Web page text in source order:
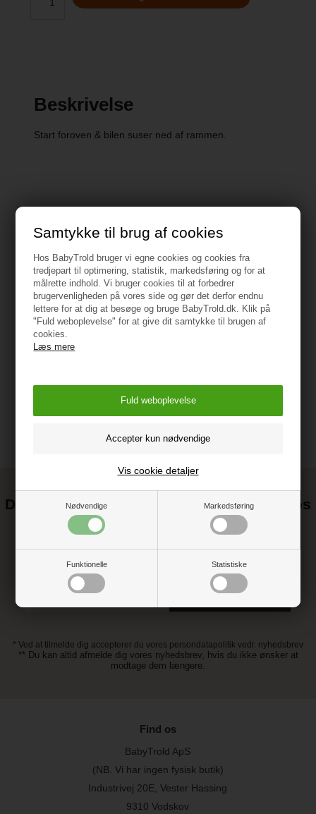
Samtykke til brug af cookies
Hos BabyTrold bruger vi egne cookies og cookies fra
tredjepart til optimering, statistik, markedsføring og for at
målrette indhold. Vi bruger cookies til at forbedrer
brugervenligheden på vores side og gør det derfor endnu
lettere for at dig at besøge og bruge BabyTrold.dk. Klik på
"Fuld weboplevelse" for at give dit samtykke til brugen af
cookies.
Læs mere
Nødvendige Markedsføring
Funktionelle Statistiske
Vis cookie detaljer
Beskrivelse
Start foroven & bilen suser ned af rammen.
Specifikationer
PVC Fri Emballage
13x38x33 cm
FSC træ
Vejledning
Det kan blive endnu billigere at handle hos
* Ved at tilmelde dig accepterer du vores persondatapolitik vedr. nyhedsbrev
** Du kan altid afmelde dig vores nyhedsbrev, hvis du ikke ønsker at
modtage dem længere.
Find os
BabyTrold ApS
(NB. Vi har ingen fysisk butik)
Industrivej 20E, Vester Hassing
9310 Vodskov